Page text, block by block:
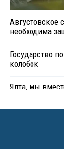
Августовское
необходима
Государство
колобок
Ялта, мы